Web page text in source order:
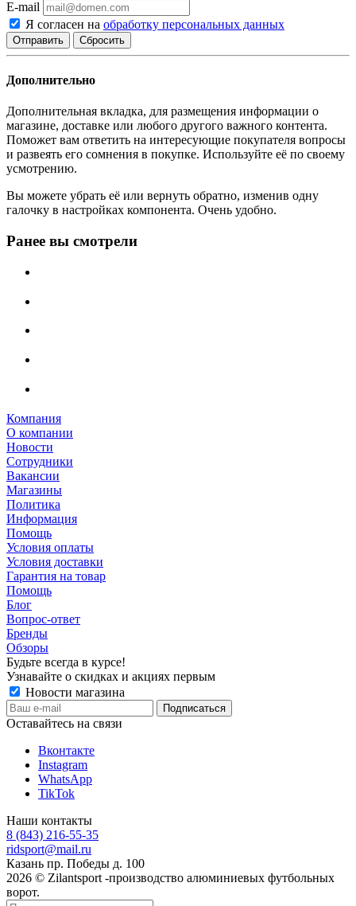
E-mail
Я согласен на обработку персональных данных
Сбросить
Дополнительно
Дополнительная вкладка, для размещения информации о
магазине, доставке или любого другого важного контента.
Поможет вам ответить на интересующие покупателя вопросы
и развеять его сомнения в покупке. Используйте её по своему
усмотрению.
Вы можете убрать её или вернуть обратно, изменив одну
галочку в настройках компонента. Очень удобно.
Ранее вы смотрели
Компания
О компании
Новости
Сотрудники
Вакансии
Магазины
Политика
Информация
Помощь
Условия оплаты
Условия доставки
Гарантия на товар
Помощь
Блог
Вопрос-ответ
Бренды
Обзоры
Будьте всегда в курсе!
Узнавайте о скидках и акциях первым
Новости магазина
Оставайтесь на связи
Вконтакте
Instagram
WhatsApp
TikTok
Наши контакты
8 (843) 216-55-35
ridsport@mail.ru
Казань пр. Победы д. 100
2026 © Zilantsport -производство алюминиевых футбольных
ворот.